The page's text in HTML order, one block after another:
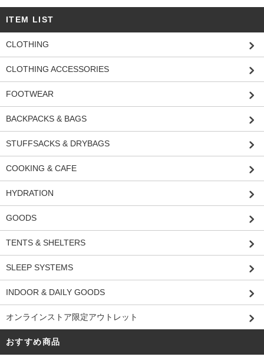
ITEM LIST
CLOTHING
CLOTHING ACCESSORIES
FOOTWEAR
BACKPACKS & BAGS
STUFFSACKS & DRYBAGS
COOKING & CAFE
HYDRATION
GOODS
TENTS & SHELTERS
SLEEP SYSTEMS
INDOOR & DAILY GOODS
オンラインストア限定アウトレット
おすすめ商品